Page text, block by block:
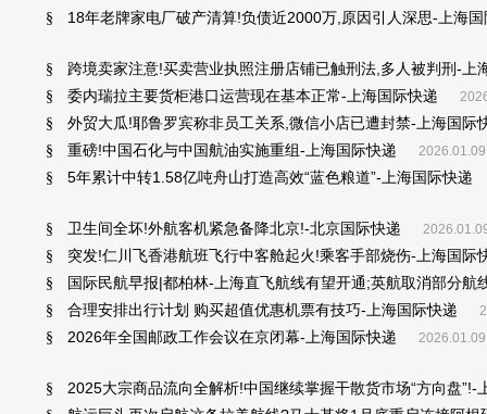
§ 18年老牌家电厂破产清算!负债近2000万,原因引人深思-上海
§ 跨境卖家注意!买卖营业执照注册店铺已触刑法,多人被判刑-上
§ 委内瑞拉主要货柜港口运营现在基本正常-上海国际快递
§ 外贸大瓜!耶鲁罗宾称非员工关系,微信小店已遭封禁-上海国际
§ 重磅!中国石化与中国航油实施重组-上海国际快递
§ 5年累计中转1.58亿吨舟山打造高效“蓝色粮道”-上海国际快递
§ 卫生间全坏!外航客机紧急备降北京!-北京国际快递
§ 突发!仁川飞香港航班飞行中客舱起火!乘客手部烧伤-上海国际
§ 国际民航早报|都柏林-上海直飞航线有望开通;英航取消部分航
§ 合理安排出行计划 购买超值优惠机票有技巧-上海国际快递
§ 2026年全国邮政工作会议在京闭幕-上海国际快递
§ 2025大宗商品流向全解析!中国继续掌握干散货市场“方向盘”!-